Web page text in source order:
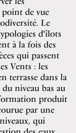
de vue
Le
d'îlots
à la fois des
qui passent
Vents : les
terrasse dans la
niveau bas au
produit
par une
qui